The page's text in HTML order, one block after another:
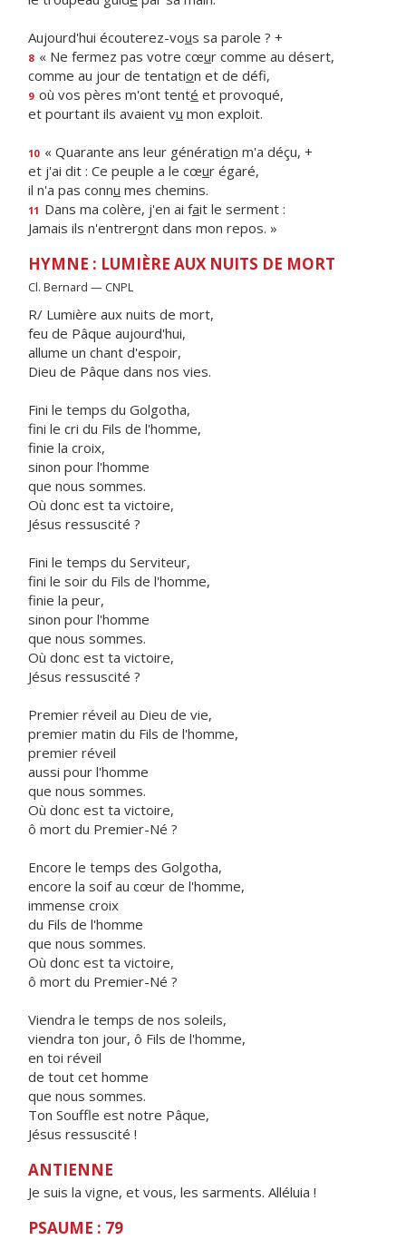
Aujourd'hui écouterez-vous sa parole ? +
8 « Ne fermez pas votre cœur comme au désert,
comme au jour de tentation et de défi,
9 où vos pères m'ont tenté et provoqué,
et pourtant ils avaient vu mon exploit.
10 « Quarante ans leur génération m'a déçu, +
et j'ai dit : Ce peuple a le cœur égaré,
il n'a pas connu mes chemins.
11 Dans ma colère, j'en ai fait le serment :
Jamais ils n'entreront dans mon repos. »
HYMNE : LUMIÈRE AUX NUITS DE MORT
Cl. Bernard — CNPL
R/ Lumière aux nuits de mort,
feu de Pâque aujourd'hui,
allume un chant d'espoir,
Dieu de Pâque dans nos vies.
Fini le temps du Golgotha,
fini le cri du Fils de l'homme,
finie la croix,
sinon pour l'homme
que nous sommes.
Où donc est ta victoire,
Jésus ressuscité ?
Fini le temps du Serviteur,
fini le soir du Fils de l'homme,
finie la peur,
sinon pour l'homme
que nous sommes.
Où donc est ta victoire,
Jésus ressuscité ?
Premier réveil au Dieu de vie,
premier matin du Fils de l'homme,
premier réveil
aussi pour l'homme
que nous sommes.
Où donc est ta victoire,
ô mort du Premier-Né ?
Encore le temps des Golgotha,
encore la soif au cœur de l'homme,
immense croix
du Fils de l'homme
que nous sommes.
Où donc est ta victoire,
ô mort du Premier-Né ?
Viendra le temps de nos soleils,
viendra ton jour, ô Fils de l'homme,
en toi réveil
de tout cet homme
que nous sommes.
Ton Souffle est notre Pâque,
Jésus ressuscité !
ANTIENNE
Je suis la vigne, et vous, les sarments. Alléluia !
PSAUME : 79